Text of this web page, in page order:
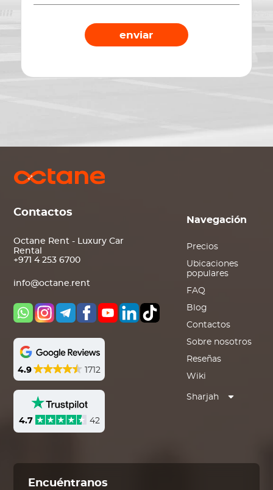
enviar
Contactos
Octane Rent - Luxury Car
Rental
+971 4 253 6700
info@octane.rent
4.9 1712
4.7 42
Navegación
Precios
Ubicaciones
populares
FAQ
Blog
Contactos
Sobre nosotros
Reseñas
Wiki
Sharjah
Encuéntranos